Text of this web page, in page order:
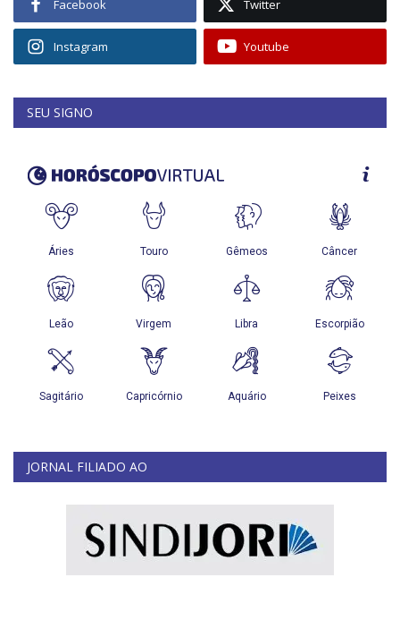
Facebook Twitter
Instagram Youtube
SEU SIGNO
JORNAL FILIADO AO